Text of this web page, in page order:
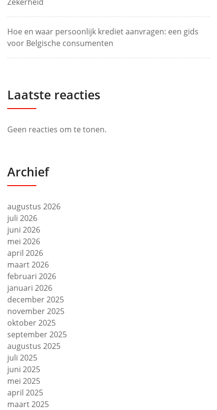
Hoe en waar persoonlijk krediet aanvragen: een gids
voor Belgische consumenten
Laatste reacties
Geen reacties om te tonen.
Archief
augustus 2026
juli 2026
juni 2026
mei 2026
april 2026
maart 2026
februari 2026
januari 2026
december 2025
november 2025
oktober 2025
september 2025
augustus 2025
juli 2025
juni 2025
mei 2025
april 2025
maart 2025